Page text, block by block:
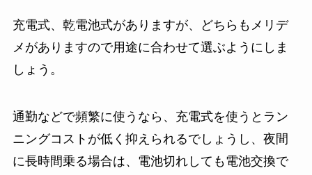
充電式、乾電池式がありますが、どちらもメリデ
メがありますので用途に合わせて選ぶようにしま
しょう。
通勤などで頻繁に使うなら、充電式を使うとラン
ニングコストが低く抑えられるでしょうし、夜間
に長時間乗る場合は、電池切れしても電池交換で